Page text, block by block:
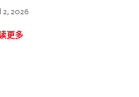
2, 2026
更多